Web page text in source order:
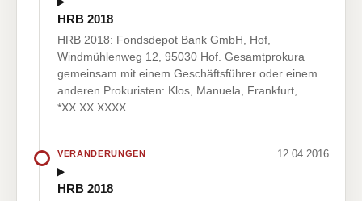
HRB 2018
HRB 2018: Fondsdepot Bank GmbH, Hof,
Windmühlenweg 12, 95030 Hof. Gesamtprokura
gemeinsam mit einem Geschäftsführer oder einem
anderen Prokuristen: Klos, Manuela, Frankfurt,
*XX.XX.XXXX.
VERÄNDERUNGEN 12.04.2016
HRB 2018